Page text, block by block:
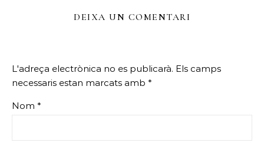
DEIXA UN COMENTARI
L'adreça electrònica no es publicarà. Els camps
necessaris estan marcats amb *
Nom *